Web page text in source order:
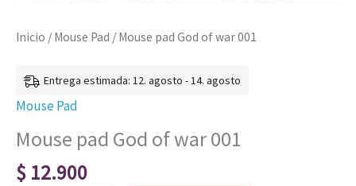
Inicio / Mouse Pad / Mouse pad God of war 001
Entrega estimada: 12. agosto - 14. agosto
Mouse Pad
Mouse pad God of war 001
$ 12.900